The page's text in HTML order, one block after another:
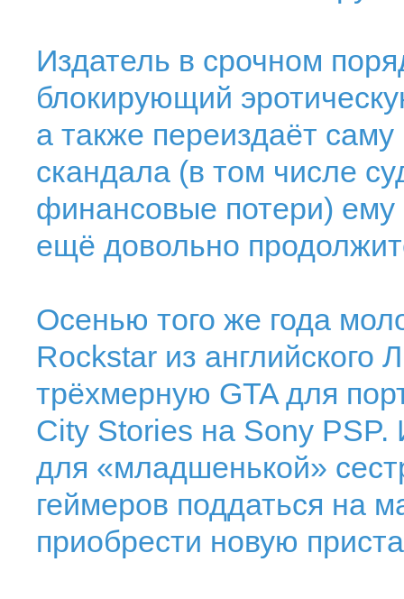
Издатель в срочном
блокирующий
а также переиздаёт саму
скандала (в том числе
финансовые потери)
ещё довольно
Осенью того же года
Rockstar из английского
трёхмерную GTA для
City Stories на Sony PSP.
для «младшенькой»
геймеров поддаться на
приобрести новую